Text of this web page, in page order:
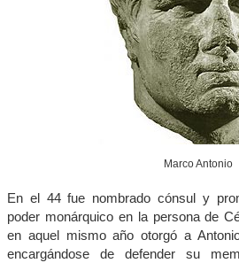
Marco Antonio
En el 44 fue nombrado cónsul y
poder monárquico en la persona de
en aquel mismo año otorgó a
encargándose de defender su